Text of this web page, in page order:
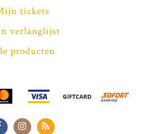
tickets
verlanglijst
producten